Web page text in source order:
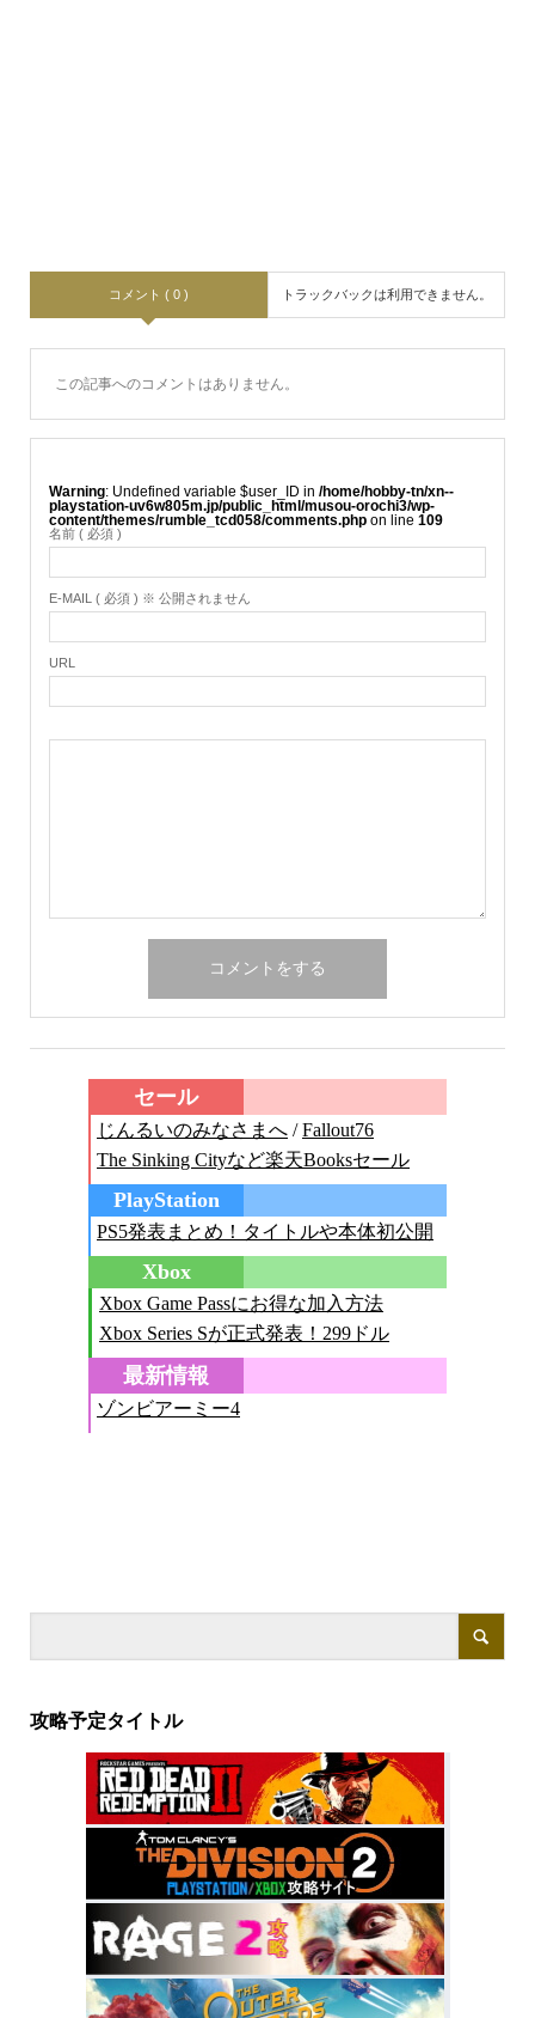
コメント ( 0 ) トラックバックは利用できません。
この記事へのコメントはありません。
Warning : Undefined variable $user_ID in /home/hobby-tn/xn--
playstation-uv6w805m.jp/public_html/musou-orochi3/wp-
content/themes/rumble_tcd058/comments.phpon line 109
名前 ( 必須 )
E-MAIL ( 必須 ) ※ 公開されません
URL
攻略予定タイトル